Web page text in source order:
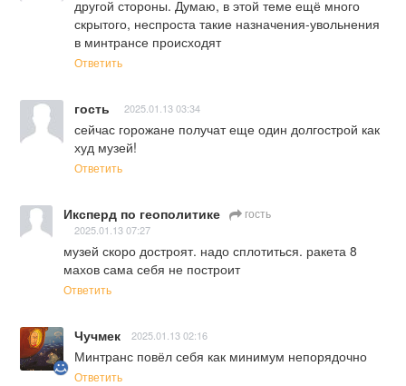
другой стороны. Думаю, в этой теме ещё много
скрытого, неспроста такие назначения-увольнения
в минтрансе происходят
Ответить
гость 2025.01.13 03:34
сейчас горожане получат еще один долгострой как
худ музей!
Ответить
Иксперд по геополитике гость
2025.01.13 07:27
музей скоро достроят. надо сплотиться. ракета 8
махов сама себя не построит
Ответить
Чучмек 2025.01.13 02:16
Минтранс повёл себя как минимум непорядочно
Ответить